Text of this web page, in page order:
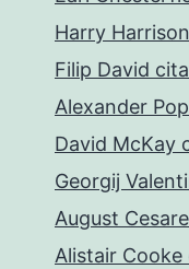
Harry
Filip David
Alexander
David McKay
Georgij
August
Alistair Cooke